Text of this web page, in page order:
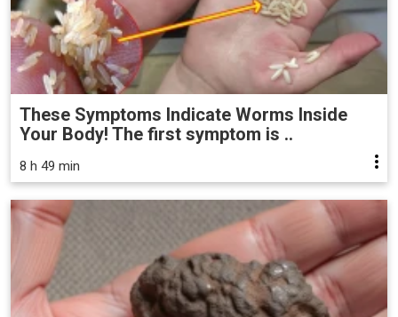
These Symptoms Indicate Worms Inside
Your Body! The first symptom is ..
8 h 49 min